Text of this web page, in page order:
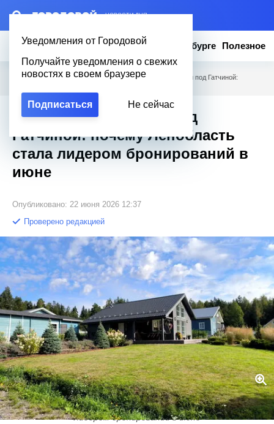
– НОВОСТИ ДНЯ
Уведомления от Городовой
Получайте уведомления о свежих
новостях в своем браузере
Подписаться Не сейчас
Новости Эксклюзив Вопросы о Петербурге Полезное
Городовой Новости Петербурга / Мечты о Неве и дачи под Гатчиной:
Мечты о Неве и дачи под
Гатчиной: почему Ленобласть
стала лидером бронирований в
июне
Опубликовано: 22 июня 2026 12:37
Проверено редакцией
Мечты о Неве и дачи под Гатчиной: почему Ленобласть стала
лидером бронирований в июне